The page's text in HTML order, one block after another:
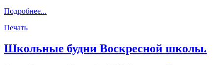
Подробнее...
Печать
Школьные будни Воскресной школы.